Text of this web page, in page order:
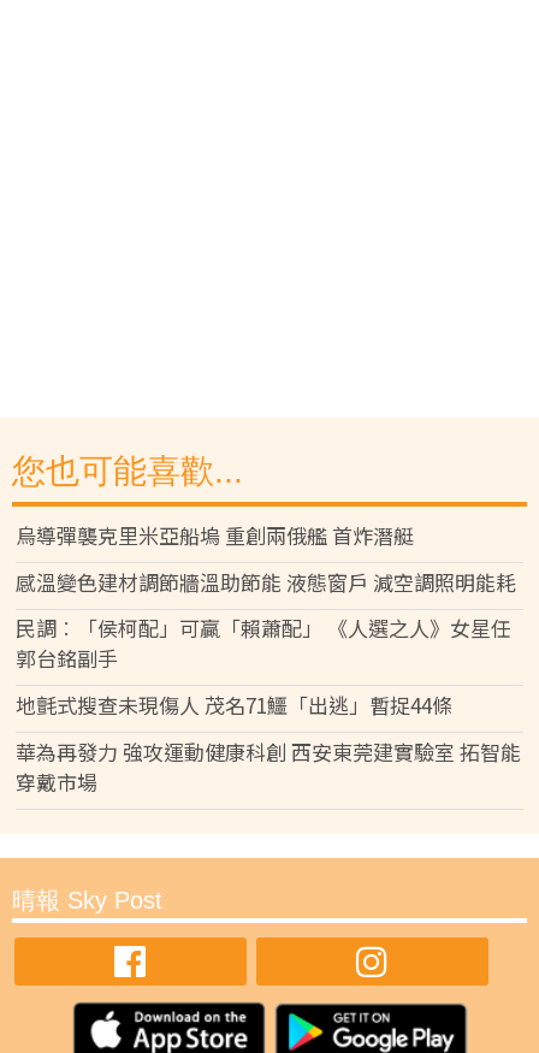
您也可能喜歡...
烏導彈襲克里米亞船塢 重創兩俄艦 首炸潛艇
感溫變色建材調節牆溫助節能 液態窗戶 減空調照明能耗
民調︰「侯柯配」可贏「賴蕭配」 《人選之人》女星任
郭台銘副手
地氈式搜查未現傷人 茂名71鱷「出逃」暫捉44條
華為再發力 強攻運動健康科創 西安東莞建實驗室 拓智能
穿戴市場
晴報 Sky Post